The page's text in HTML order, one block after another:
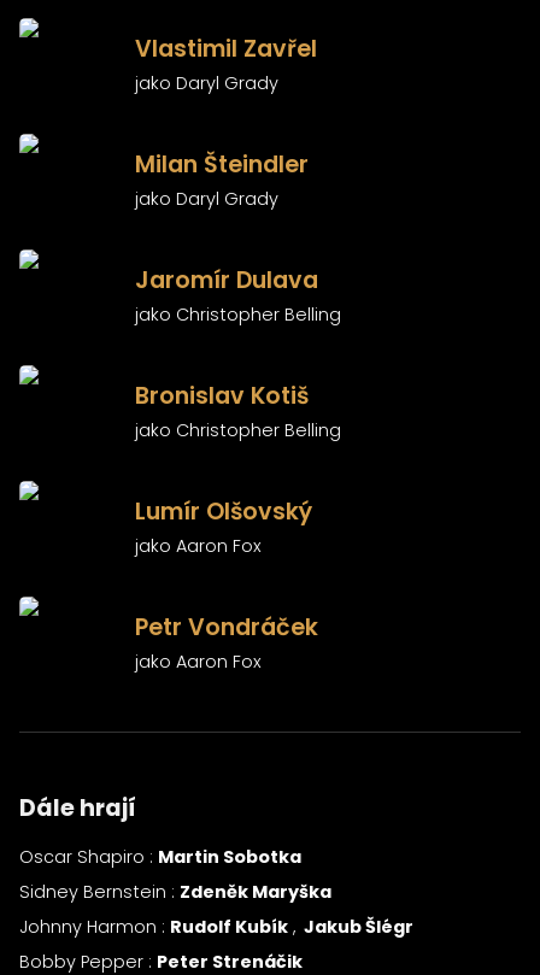
) Vlastimil Zavřel
jako Daryl Grady
) Milan Šteindler
jako Daryl Grady
) Jaromír Dulava
jako Christopher Belling
) Bronislav Kotiš
jako Christopher Belling
) Lumír Olšovský
jako Aaron Fox
) Petr Vondráček
jako Aaron Fox
Dále hrají
Oscar Shapiro : Martin Sobotka
Sidney Bernstein : Zdeněk Maryška
Johnny Harmon : Rudolf Kubík
Jakub Šlégr
Bobby Pepper : Peter Strenáčik